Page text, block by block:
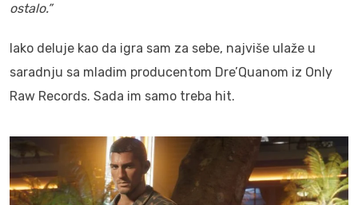
ostalo.”
Iako deluje kao da igra sam za sebe, najviše ulaže u
saradnju sa mladim producentom Dre’Quanom iz Only
Raw Records. Sada im samo treba hit.